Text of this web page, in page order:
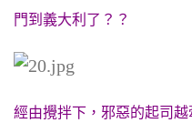
門到義大利了？？
經由攪拌下，邪惡的起司